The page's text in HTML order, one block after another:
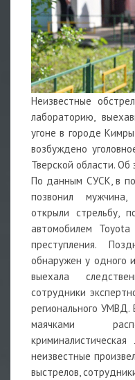
Неизвестные
лабораторию,
угоне в городе
возбуждено
Тверской области.
По данным СУСК, в
позвонил
открыли стрельбу,
автомобилем
преступления.
обнаружен у одного
выехала
сотрудники
регионального УМВД.
маячками
неизвестные
выстрелов,